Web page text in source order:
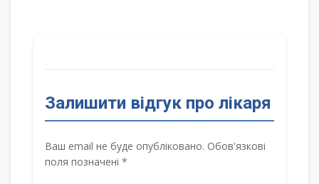
Залишити відгук про лікаря
Ваш email не буде опубліковано. Обов'язкові
поля позначені *